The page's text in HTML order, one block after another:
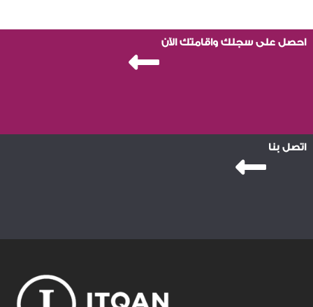
احصل على سجلك واقامتك الآن
اتصل بنا